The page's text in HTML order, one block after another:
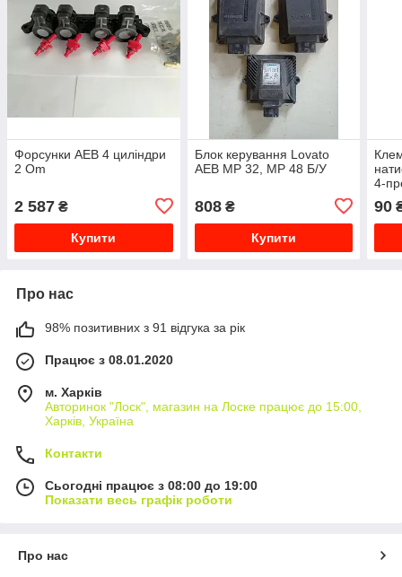
Форсунки AEB 4 циліндри
2 Om
2 587 ₴
Купити
Блок керування Lovato
AEB MP 32, MP 48 Б/У
808₴
Купити
4-
сіра
90
Про нас
98% позитивних з 91 відгука за рік
Працює з 08.01.2020
м. Харків
Авторинок "Лоск", магазин на Лоске працює до 15:00,
Харків, Україна
Контакти
Сьогодні працює з 08:00 до 19:00
Показати весь графік роботи
Про нас